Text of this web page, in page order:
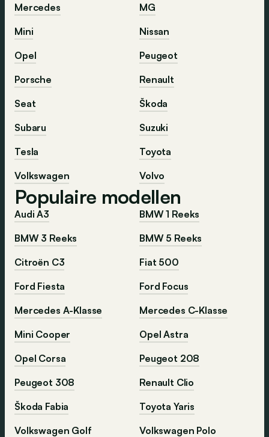
Mercedes
MG
Mini
Nissan
Opel
Peugeot
Porsche
Renault
Seat
Škoda
Subaru
Suzuki
Tesla
Toyota
Volkswagen
Volvo
Populaire modellen
Audi A3
BMW 1 Reeks
BMW 3 Reeks
BMW 5 Reeks
Citroën C3
Fiat 500
Ford Fiesta
Ford Focus
Mercedes A-Klasse
Mercedes C-Klasse
Mini Cooper
Opel Astra
Opel Corsa
Peugeot 208
Peugeot 308
Renault Clio
Škoda Fabia
Toyota Yaris
Volkswagen Golf
Volkswagen Polo